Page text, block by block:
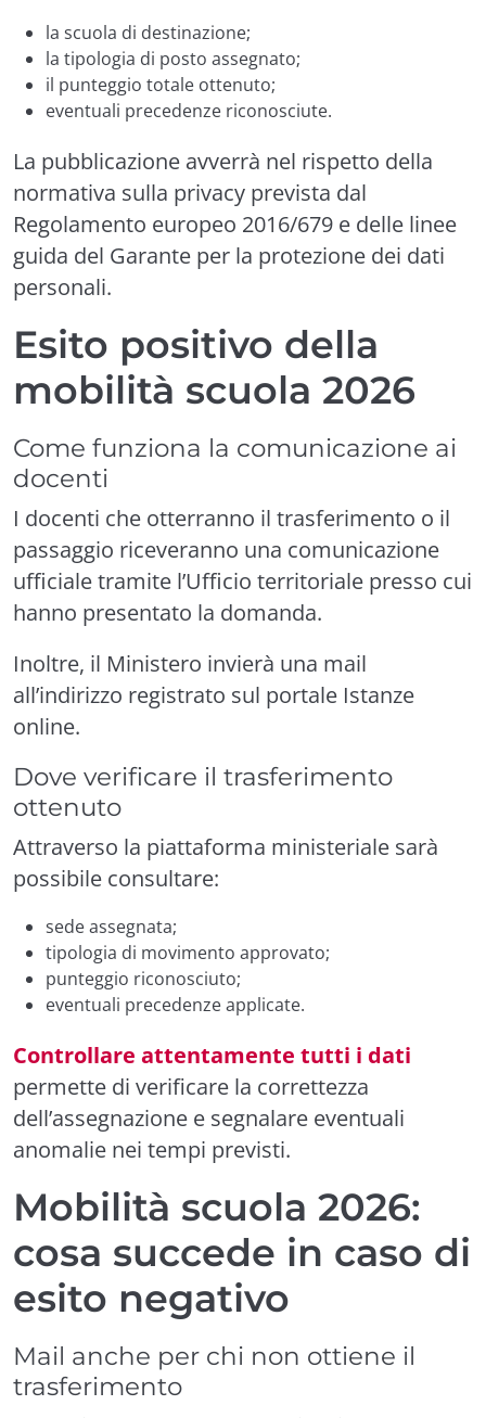
la scuola di destinazione;
la tipologia di posto assegnato;
il punteggio totale ottenuto;
eventuali precedenze riconosciute.
La pubblicazione avverrà nel rispetto della
normativa sulla privacy prevista dal
Regolamento europeo 2016/679 e delle linee
guida del Garante per la protezione dei dati
personali.
Esito positivo della
mobilità scuola 2026
Come funziona la comunicazione ai
docenti
I docenti che otterranno il trasferimento o il
passaggio riceveranno una comunicazione
ufficiale tramite l’Ufficio territoriale presso cui
hanno presentato la domanda.
Inoltre, il Ministero invierà una mail
all’indirizzo registrato sul portale Istanze
online.
Dove verificare il trasferimento
ottenuto
Attraverso la piattaforma ministeriale sarà
possibile consultare:
sede assegnata;
tipologia di movimento approvato;
punteggio riconosciuto;
eventuali precedenze applicate.
Controllare attentamente tutti i dati
permette di verificare la correttezza
dell’assegnazione e segnalare eventuali
anomalie nei tempi previsti.
Mobilità scuola 2026:
cosa succede in caso di
esito negativo
Mail anche per chi non ottiene il
trasferimento